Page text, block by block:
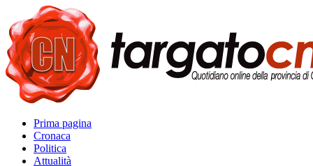
Prima pagina
Cronaca
Politica
Attualità